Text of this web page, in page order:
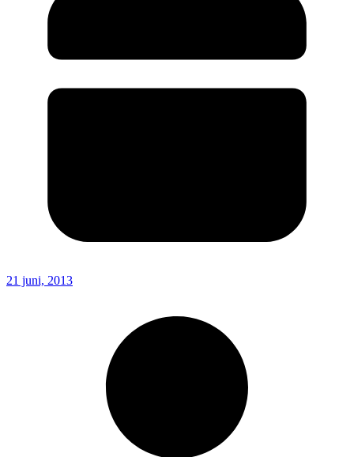
21 juni, 2013